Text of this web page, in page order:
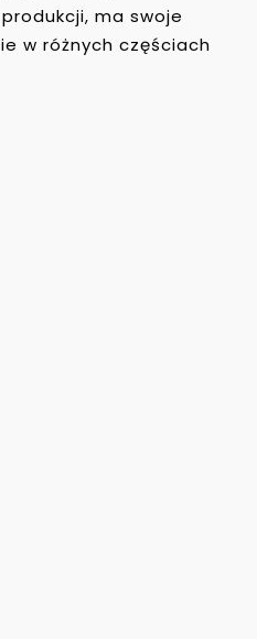
ma swoje
w różnych częściach